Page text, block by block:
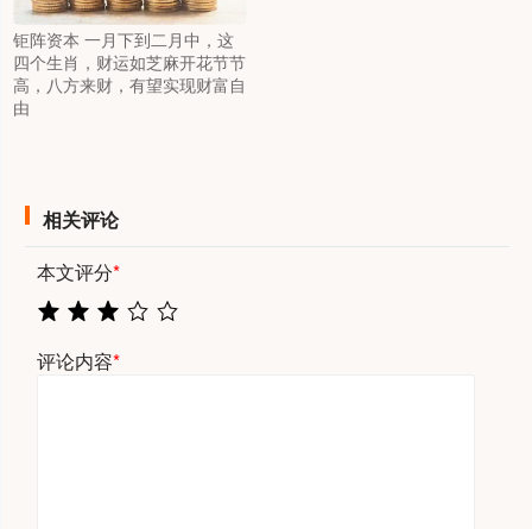
钜阵资本 一月下到二月中，这
四个生肖，财运如芝麻开花节节
高，八方来财，有望实现财富自
由
相关评论
本文评分*
评论内容*